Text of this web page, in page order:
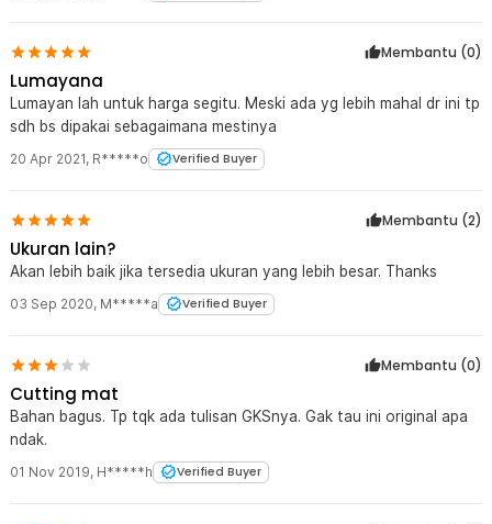
Membantu (0)
Lumayana
Lumayan lah untuk harga segitu. Meski ada yg lebih mahal dr ini tp
sdh bs dipakai sebagaimana mestinya
20 Apr 2021, R*****o Verified Buyer
Membantu (2)
Ukuran lain?
Akan lebih baik jika tersedia ukuran yang lebih besar. Thanks
03 Sep 2020, M*****a Verified Buyer
Membantu (0)
Cutting mat
Bahan bagus. Tp tqk ada tulisan GKSnya. Gak tau ini original apa
ndak.
01 Nov 2019, H*****h Verified Buyer